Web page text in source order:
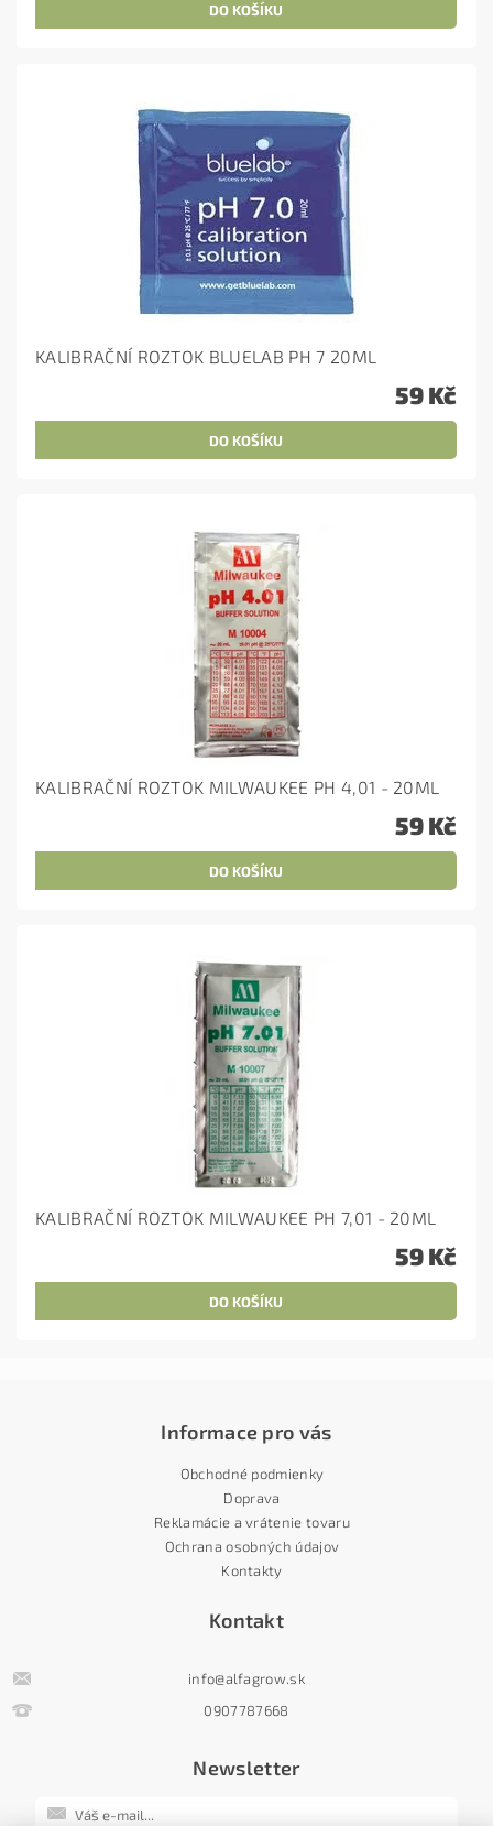
KALIBRAČNÍ ROZTOK BLUELAB PH 7 20ML
59 Kč
KALIBRAČNÍ ROZTOK MILWAUKEE PH 4,01 - 20ML
59 Kč
KALIBRAČNÍ ROZTOK MILWAUKEE PH 7,01 - 20ML
59 Kč
Informace pro vás
Obchodné podmienky
Doprava
Reklamácie a vrátenie tovaru
Ochrana osobných údajov
Kontakty
Kontakt
info@alfagrow.sk
0907787668
Newsletter